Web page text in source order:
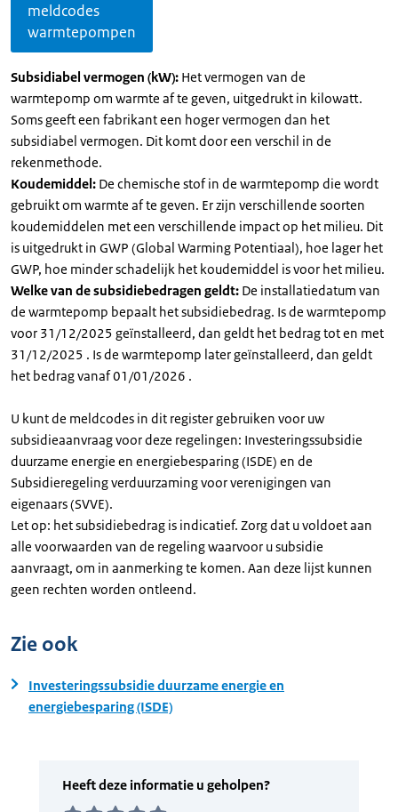
meldcodes
warmtepompen
Subsidiabel vermogen (kW): Het vermogen van de
warmtepomp om warmte af te geven, uitgedrukt in kilowatt.
Soms geeft een fabrikant een hoger vermogen dan het
subsidiabel vermogen. Dit komt door een verschil in de
rekenmethode.
Koudemiddel: De chemische stof in de warmtepomp die wordt
gebruikt om warmte af te geven. Er zijn verschillende soorten
koudemiddelen met een verschillende impact op het milieu. Dit
is uitgedrukt in GWP (Global Warming Potentiaal), hoe lager het
GWP, hoe minder schadelijk het koudemiddel is voor het milieu.
Welke van de subsidiebedragen geldt: De installatiedatum van
de warmtepomp bepaalt het subsidiebedrag. Is de warmtepomp
voor 31/12/2025 geïnstalleerd, dan geldt het bedrag tot en met
31/12/2025 . Is de warmtepomp later geïnstalleerd, dan geldt
het bedrag vanaf 01/01/2026 .
U kunt de meldcodes in dit register gebruiken voor uw
subsidieaanvraag voor deze regelingen: Investeringssubsidie
duurzame energie en energiebesparing (ISDE) en de
Subsidieregeling verduurzaming voor verenigingen van
eigenaars (SVVE).
Let op: het subsidiebedrag is indicatief. Zorg dat u voldoet aan
alle voorwaarden van de regeling waarvoor u subsidie
aanvraagt, om in aanmerking te komen. Aan deze lijst kunnen
geen rechten worden ontleend.
Zie ook
Investeringssubsidie duurzame energie en
energiebesparing (ISDE)